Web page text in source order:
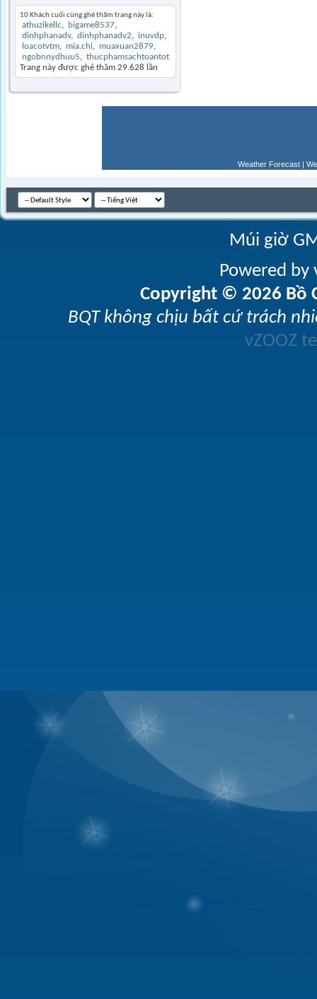
10 Khách cuối cùng ghé thăm trang này là:
athuzikellc
bigame8537
dinhphanadv
dinhphanadv2
inuvdp
loacotvtm
mia.chi
muaxuan2879
ngobnnydhuu5
thucphamsachtoantot
Trang này được ghé thăm 29.628 lần
Weather Forecast |
Múi giờ
Powered
Copyright © 2026 Bồ
BQT không chịu bất cứ trách
vZOOZ